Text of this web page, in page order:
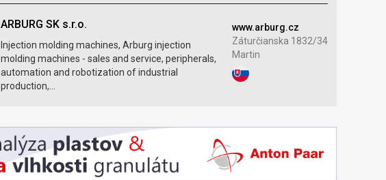
ARBURG SK s.r.o.
Injection molding machines, Arburg injection
molding machines - sales and service, peripherals,
automation and robotization of industrial
production,...
www.arburg.cz
Záturčianska 1832/34
Martin